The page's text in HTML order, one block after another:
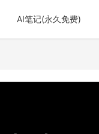
AI笔记(永久免费)